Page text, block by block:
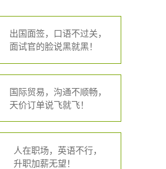
出国面签，口语不过关，
面试官的脸说黑就黑！
国际贸易，沟通不顺畅，
天价订单说飞就飞！
人在职场，英语不行，
升职加薪无望！